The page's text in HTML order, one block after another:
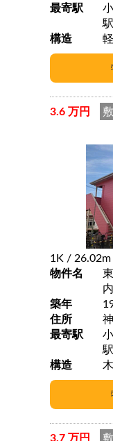
最寄駅
構造
3.6 万円 敷
1K / 26.02m
物件名
築年
住所
最寄駅
構造
3.7 万円 敷